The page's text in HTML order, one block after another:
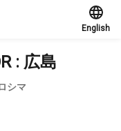
English
: 広島
シマ